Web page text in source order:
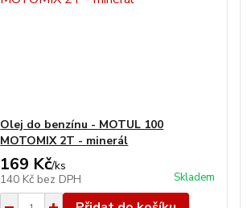
Olej do benzínu - MOTUL 100
MOTOMIX 2T - minerál
169 Kč/ks
140 Kč bez DPH Skladem